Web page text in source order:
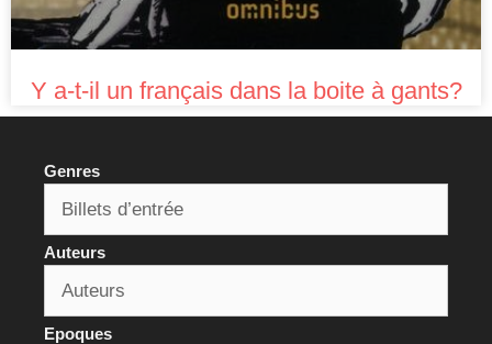
Y a-t-il un français dans la boite à gants?
Genres
Auteurs
Epoques